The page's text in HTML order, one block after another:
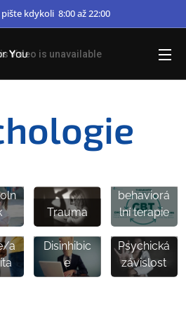
kdykoli 8:00 až 22:00
You
Trauma
behaviorá
lní terapie
a
Disinhibic
e
Psychická
závislost